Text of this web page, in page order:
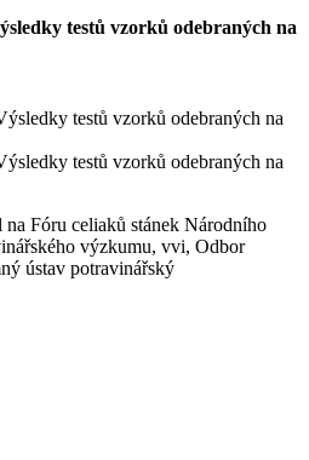
testů vzorků odebraných na
Fóru celiaků stánek Národního
výzkumu, vvi, Odbor
ústav potravinářský